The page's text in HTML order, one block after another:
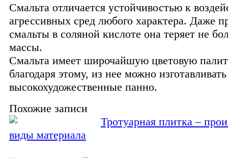
Смальта отличается устойчивостью к
агрессивных сред любого характера. Даже
смальты в соляной кислоте она теряет не
массы.
Смальта имеет широчайшую цветовую
благодаря этому, из нее можно изготавливать
высокохудожественные панно.
Похожие записи
Тротуарная плитка –
виды материала